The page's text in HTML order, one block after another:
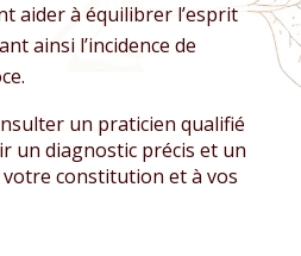
aider à équilibrer l’esprit
ainsi l’incidence de
un praticien qualifié
un diagnostic précis et un
constitution et à vos